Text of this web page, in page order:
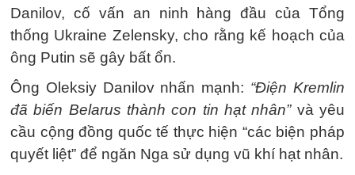
Danilov, cố vấn an ninh hàng đầu của Tổng
thống Ukraine Zelensky, cho rằng kế hoạch của
ông Putin sẽ gây bất ổn.
Ông Oleksiy Danilov nhấn mạnh: “Điện Kremlin
đã biến Belarus thành con tin hạt nhân”và yêu
cầu cộng đồng quốc tế thực hiện “các biện pháp
quyết liệt” để ngăn Nga sử dụng vũ khí hạt nhân.